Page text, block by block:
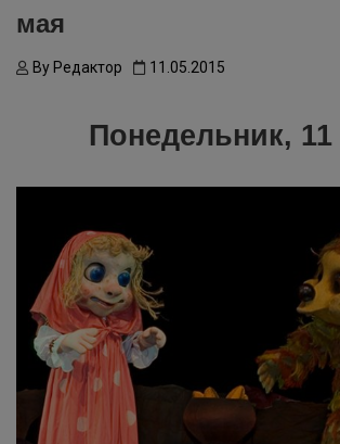
мая
ByРедактор 11.05.2015
Понедельник,